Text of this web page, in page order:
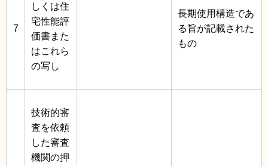
7
しくは住
宅性能評
価書また
はこれら
の写し
長期使用構造であ
る旨が記載された
もの
技術的審
査を依頼
した審査
機関の押